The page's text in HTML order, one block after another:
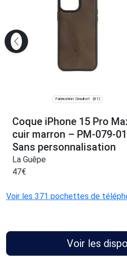
Fabrication: Graulhet (81)
Coque iPhone 15 Pro
cuir marron – PM-079-01
Sans personnalisation
La Guêpe
47€
Voir les 371 pochettes de
Voir les